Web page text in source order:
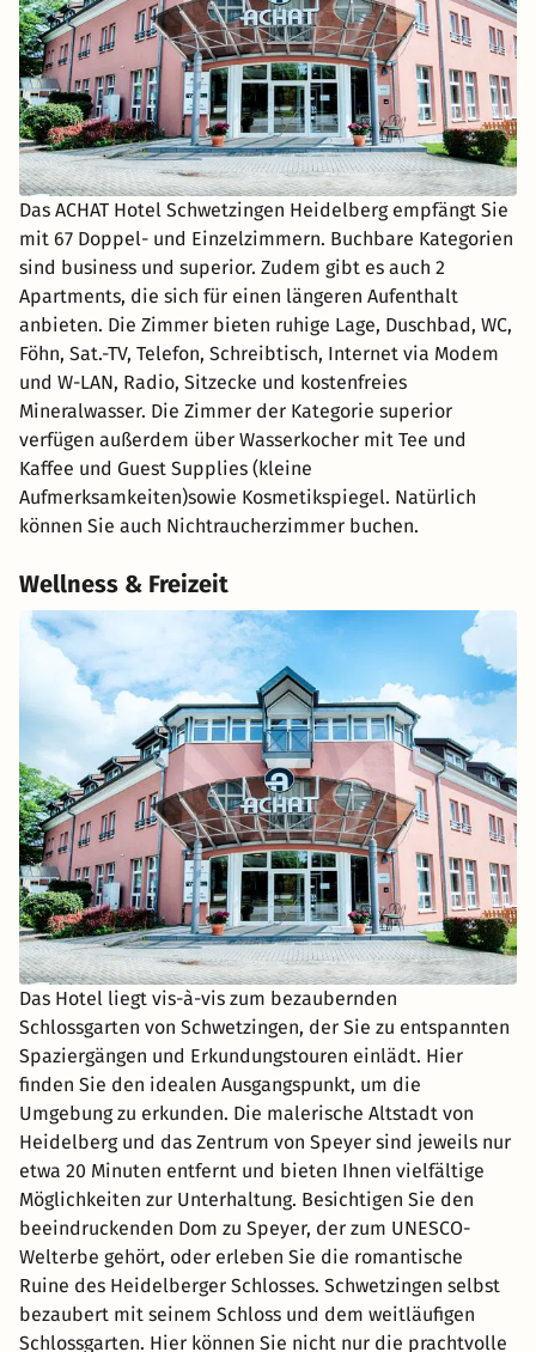
Das ACHAT Hotel Schwetzingen Heidelberg empfängt Sie
mit 67 Doppel- und Einzelzimmern. Buchbare Kategorien
sind business und superior. Zudem gibt es auch 2
Apartments, die sich für einen längeren Aufenthalt
anbieten. Die Zimmer bieten ruhige Lage, Duschbad, WC,
Föhn, Sat.-TV, Telefon, Schreibtisch, Internet via Modem
und W-LAN, Radio, Sitzecke und kostenfreies
Mineralwasser. Die Zimmer der Kategorie superior
verfügen außerdem über Wasserkocher mit Tee und
Kaffee und Guest Supplies (kleine
Aufmerksamkeiten)sowie Kosmetikspiegel. Natürlich
können Sie auch Nichtraucherzimmer buchen.
Wellness & Freizeit
Das Hotel liegt vis-à-vis zum bezaubernden
Schlossgarten von Schwetzingen, der Sie zu entspannten
Spaziergängen und Erkundungstouren einlädt. Hier
finden Sie den idealen Ausgangspunkt, um die
Umgebung zu erkunden. Die malerische Altstadt von
Heidelberg und das Zentrum von Speyer sind jeweils nur
etwa 20 Minuten entfernt und bieten Ihnen vielfältige
Möglichkeiten zur Unterhaltung. Besichtigen Sie den
beeindruckenden Dom zu Speyer, der zum UNESCO-
Welterbe gehört, oder erleben Sie die romantische
Ruine des Heidelberger Schlosses. Schwetzingen selbst
bezaubert mit seinem Schloss und dem weitläufigen
Schlossgarten. Hier können Sie nicht nur die prachtvolle